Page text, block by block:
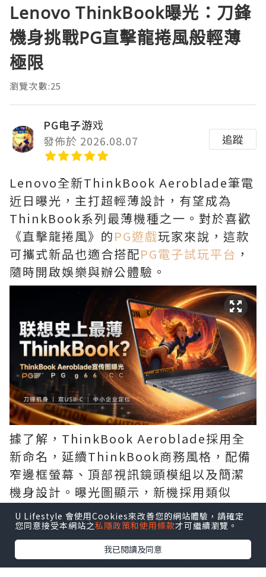
Lenovo ThinkBook曝光：刀鋒
機身挑戰PG直擊龍捲風般輕薄
極限
瀏覽次數:25
PG电子游戏
發佈於 2026.08.07
追蹤
Lenovo全新ThinkBook Aeroblade筆電
近日曝光，主打超輕薄設計，有望成為
ThinkBook系列最薄機種之一。對於喜歡
《直擊龍捲風》的PG遊戲玩家來說，這款
可攜式新品也適合搭配PG電子試玩平台 ，
隨時開啟娛樂與辦公體驗。
據了解，ThinkBook Aeroblade採用全
新命名，延續ThinkBook商務風格，配備
窄邊框螢幕、頂部視訊鏡頭模組以及簡潔
機身設計。曝光圖顯示，新機採用類似
「刀鋒」的超薄結構，機身邊緣厚度極
低，整體可攜性進一步提升。
連接埠方面，ThinkBook Aeroblade提
U Lifestyle 會使用Cookies來改善您的網站體驗，請確定
您同意接受本網站之私隱政策和使用條款才可繼續瀏覽。
我已閱讀及同意